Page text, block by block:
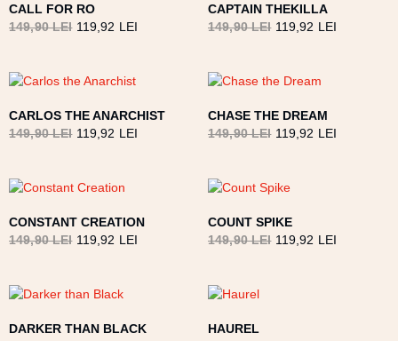
CALL FOR RO
149,90LEI 119,92 LEI
CAPTAIN THEKILLA
149,90LEI 119,92 LEI
CARLOS THE ANARCHIST
149,90LEI 119,92 LEI
CHASE THE DREAM
149,90LEI 119,92 LEI
CONSTANT CREATION
149,90LEI 119,92 LEI
COUNT SPIKE
149,90LEI 119,92 LEI
DARKER THAN BLACK
HAUREL